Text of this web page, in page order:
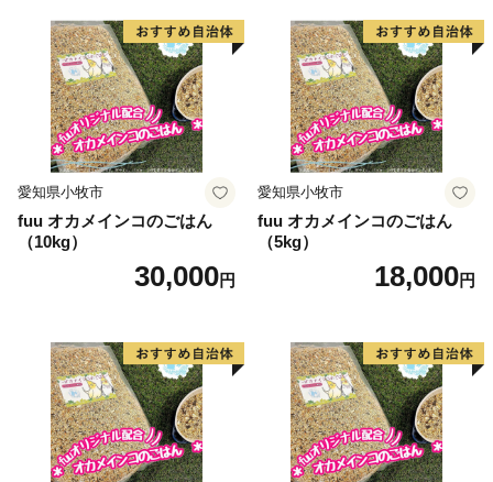
愛知県小牧市
fuu オカメインコのごはん
（10kg）
30,000円
愛知県小牧市
fuu オカメインコのごはん
（5kg）
18,000円